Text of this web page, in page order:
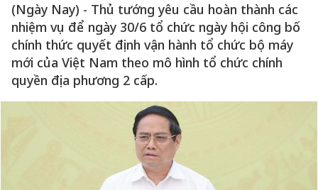
(Ngày Nay) - Thủ tướng yêu cầu hoàn thành các
nhiệm vụ để ngày 30/6 tổ chức ngày hội công bố
chính thức quyết định vận hành tổ chức bộ máy
mới của Việt Nam theo mô hình tổ chức chính
quyền địa phương 2 cấp.